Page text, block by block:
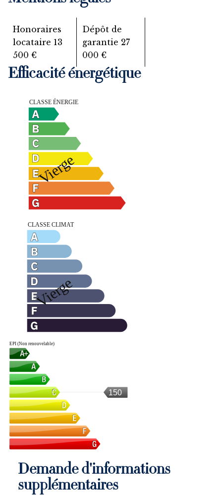
Honoraires
locataire 13
500 €
Dépôt de
garantie 27
000 €
Efficacité énergétique
EPI (Non renouvelable)
150
Demande d'informations
supplémentaires